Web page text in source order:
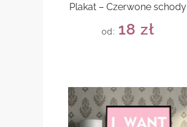
Plakat – Czerwone schody
od: 18 zł